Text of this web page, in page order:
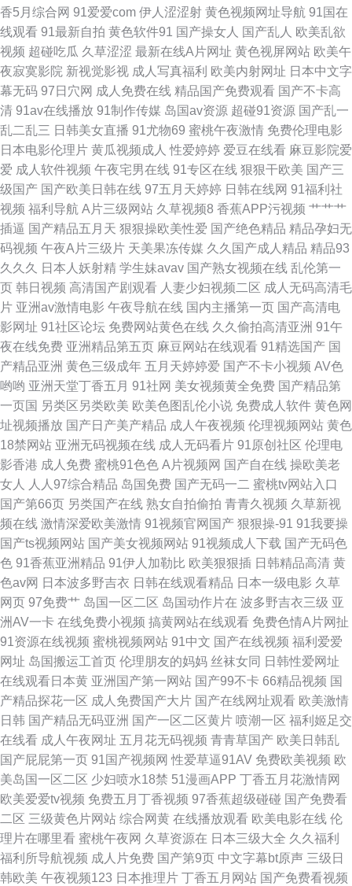
黄色免费链接 日韩黄色大片 91大片免费观看 成人网址在线观看 美女喷水网
址 天堂影音AV无码 91永久免费观看 国语对白高清露脸 日本鲁丝亚洲 91成
人版下载 大香蕉红杏伊人 免费网页免费黄 五月天色导航婷 97在线资源 国内
精品视频97 人人搞超碰免费 一本道操逼网 日韩无码磁力 97成人爽影院 含羞
草porn 日本一本视频 91国产小视频 国产精品二期 欧亚韩日 中文a天堂 国产
日韩一二三区 三级无码日韩 91香蕉入口 激情的久久6 色色婷婷五月天 91中
日在线 国内肏屄视频
香5月综合网 91爱爱com 伊人涩涩射 黄色视频网址导航 91国在
线观看 91最新自拍 黄色软件91 国产操女人 国产乱人 欧美乱欲
视频 超碰吃瓜 久草涩涩 最新在线A片网址 黄色视屏网站 欧美午
夜寂寞影院 新视觉影视 成人写真福利 欧美内射网址 日本中文字
幕无码 97日穴网 成人免费在线 精品国产免费观看 国产不卡高
清 91av在线播放 91制作传媒 岛国av资源 超碰91资源 国产乱一
乱二乱三 日韩美女直播 91尤物69 蜜桃午夜激情 免费伦理电影
日本电影伦理片 黄瓜视频成人 性爱婷婷 爱豆在线看 麻豆影院爱
爱 成人软件视频 午夜宅男在线 91专区在线 狠狠干欧美 国产三
级国产 国产欧美日韩在线 97五月天婷婷 日韩在线网 91福利社
视频 福利导航 A片三级网站 久草视频8 香蕉APP污视频 艹艹艹
插逼 国产精品五月天 狠狠操欧美性爱 国产绝色精品 精品孕妇无
码视频 午夜A片三级片 天美果冻传媒 久久国产成人精品 精品93
久久久
日本人妖射精 学生妹avav 国产熟女视频在线 乱伦第一
页 韩日视频 高清国产剧观看 人妻少妇视频二区 成人无码高清毛
片 亚洲av激情电影 午夜导航在线 国内主播第一页 国产高清电
影网址 91社区论坛 免费网站黄色在线 久久偷拍高清亚洲 91午
夜在线免费 亚洲精品第五页 麻豆网站在线观看 91精选国产 国
产精品亚洲 黄色三级成年 五月天婷婷爱 国产不卡小视频 AV色
哟哟 亚洲天堂丁香五月 91社网 美女视频黄全免费 国产精品第
一页国 另类区另类欧美 欧美色图乱伦小说 免费成人软件 黄色网
址视频播放 国产日产美产精品 成人午夜视频 伦理视频网站 黄色
18禁网站 亚洲无码视频在线 成人无码看片 91原创社区 伦理电
影香港 成人免费 蜜桃91色色 A片视频网 国产自在线 操欧美老
女人
人人97综合精品 岛国免费 国产无码一二 蜜桃tv网站入口
国产第66页 另类国产在线 熟女自拍偷拍 青青久视频 久草新视
频在线 激情深爱欧美激情 91视频官网国产 狠狠操-91 91我要操
国产ts视频网站 国产美女视频网站 91视频成人下载 国产无码色
色 91香蕉亚洲精品 91伊人加勒比 欧美狠狠插 日韩精品高清 黄
色av网 日本波多野吉衣 日韩在线观看精品 日本一级电影 久草
网页 97免费艹 岛国一区二区 岛国动作片在 波多野吉衣三级 亚
洲AV一卡 在线免费小视频 搞黄网站在线观看 免费色情A片网扯
91资源在线视频 蜜桃视频网站 91中文 国产在线视频 福利爱爱
网址 岛国搬运工首页 伦理朋友的妈妈 丝袜女同 日韩性爱网址
在线观看日本黄 亚洲国产第一网站 国产99不卡 66精品视频 国
产精品探花一区 成人免费国产大片 国产在线网址观看 欧美激情
日韩 国产精品无码亚洲 国产一区二区黄片 喷潮一区 福利姬足交
在线看 成人午夜网址 五月花无码视频 青青草国产 欧美日韩乱
国产屁屁第一页 91国产视频网 性爱草逼91AV 免费欧美视频 欧
美岛国一区二区 少妇喷水18禁 51漫画APP 丁香五月花激情网
欧美爱爱tv视频 免费五月丁香视频 97香蕉超级碰碰 国产免费看
二区 三级黄色片网站 综合网黄 在线播放观看 欧美电影在线 伦
理片在哪里看 蜜桃午夜网 久草资源在 日本三级大全 久久福利
福利所导航视频 成人片免费 国产第9页 中文字幕bt原声 三级日
韩欧美 午夜视频123 日本推理片 丁香五月网站 国产免费看视频